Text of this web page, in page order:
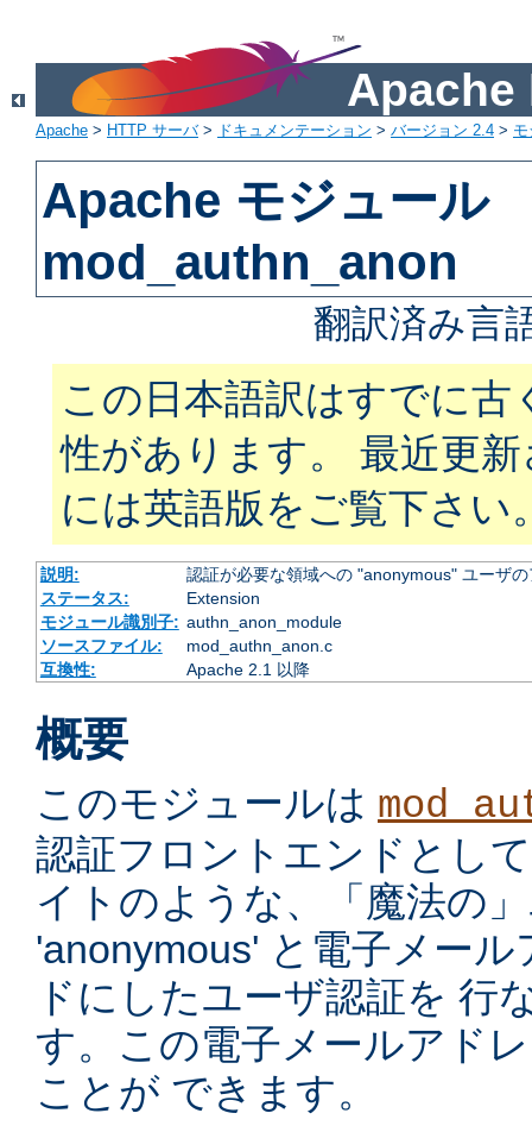
Apache
Apache > HTTP サーバ> ドキュメンテーション > バージョン 2.4 >
Apache モジュール
mod_authn_anon
翻訳済み言
この日本語訳はすでに古
性があります。 最近更
には英語版をご覧下さい
説明:
認証が必要な領域への "anonymous" ユーザ
ステータス:
Extension
モジュール識別子: authn_anon_module
ソースファイル:
mod_authn_anon.c
互換性:
Apache 2.1 以降
概要
このモジュールは
認証フロントエンドとし
イトのような、「魔法の
'anonymous' と電子メー
ドにしたユーザ認証を 行
す。この電子メールアド
ことが できます。